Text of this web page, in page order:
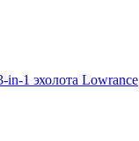
1 эхолота Lowrance